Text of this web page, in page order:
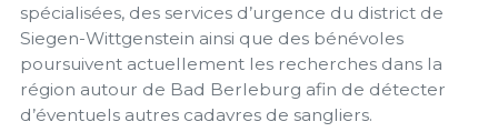
spécialisées, des services d’urgence du district de
Siegen-Wittgenstein ainsi que des bénévoles
poursuivent actuellement les recherches dans la
région autour de Bad Berleburg afin de détecter
d’éventuels autres cadavres de sangliers.